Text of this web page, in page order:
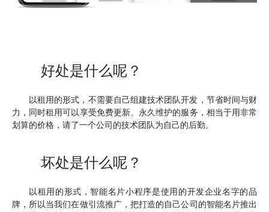
好处是什么呢？
以租用的形式，不需要自己组建技术团队开发，节省时间与财
力，同时租用可以享受免费更新、永久维护的服务，相当于用非常
划算的价格，请了一个公司的技术团队为自己的后勤。
坏处是什么呢？
以租用的形式，智能名片小程序是使用的开发企业名字的品
牌，所以当我们在做引流推广，把打造的自己公司的智能名片推出